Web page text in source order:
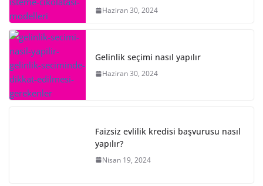
Haziran 30, 2024
Gelinlik seçimi nasıl yapılır
Haziran 30, 2024
Faizsiz evlilik kredisi başvurusu nasıl
yapılır?
Nisan 19, 2024